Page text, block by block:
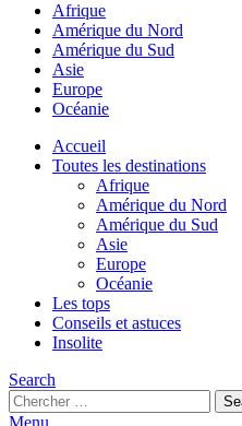
Afrique
Amérique du Nord
Amérique du Sud
Asie
Europe
Océanie
Accueil
Toutes les destinations
Afrique
Amérique du Nord
Amérique du Sud
Asie
Europe
Océanie
Les tops
Conseils et astuces
Insolite
Search
Search
for: